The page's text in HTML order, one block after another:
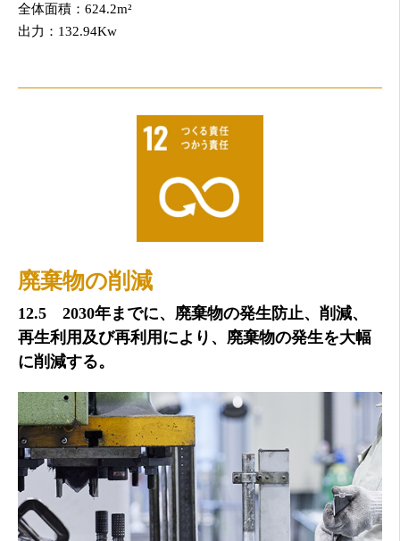
全体面積：624.2m²
出力：132.94Kw
廃棄物の削減
12.5 2030年までに、廃棄物の発生防止、削減、
再生利用及び再利用により、廃棄物の発生を大幅
に削減する。